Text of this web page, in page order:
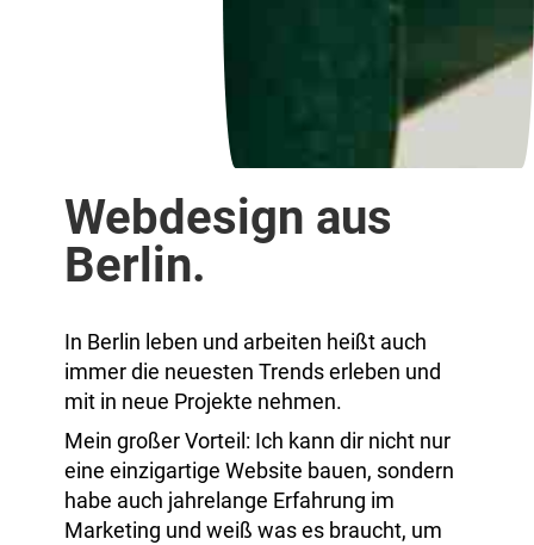
Webdesign aus
Berlin.
In Berlin leben und arbeiten heißt auch
immer die neuesten Trends erleben und
mit in neue Projekte nehmen.
Mein großer Vorteil: Ich kann dir nicht nur
eine einzigartige Website bauen, sondern
habe auch jahrelange Erfahrung im
Marketing und weiß was es braucht, um